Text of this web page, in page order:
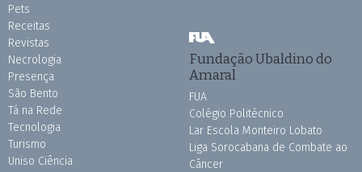
Pets
Receitas
Revistas
Necrologia
Presença
São Bento
Tá na Rede
Tecnologia
Turismo
Uniso Ciência
Fundação Ubaldino do
Amaral
FUA
Colégio Politécnico
Lar Escola Monteiro Lobato
Liga Sorocabana de Combate ao
Câncer